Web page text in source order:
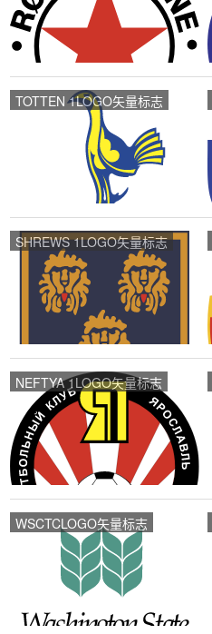
TOTTEN 1LOGO矢量标志
SHREWS 1LOGO矢量标志
NEFTYA 1LOGO矢量标志
WSCTCLOGO矢量标志